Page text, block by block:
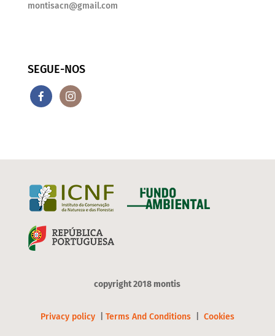
montisacn@gmail.com
SEGUE-NOS
copyright 2018 montis
Privacy policy Terms And Conditions| Cookies